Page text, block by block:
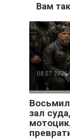
Вам
08.07.2026
зал